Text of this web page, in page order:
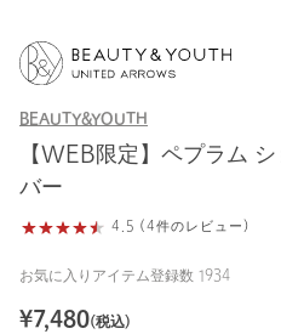
BEAUTY&YOUTH
【WEB限定】ペプラム
バー
4.5 (4件のレビュー)
お気に入りアイテム登録数 1934
¥7,480(税込)